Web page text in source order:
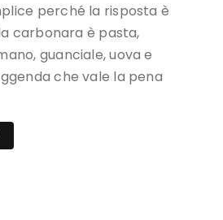
perché la risposta è
carbonara è pasta,
guanciale, uova e
che vale la pena